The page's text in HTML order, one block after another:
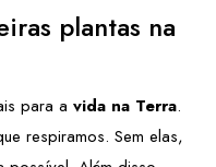
plantas na
para a vida na Terra.
respiramos. Sem elas,